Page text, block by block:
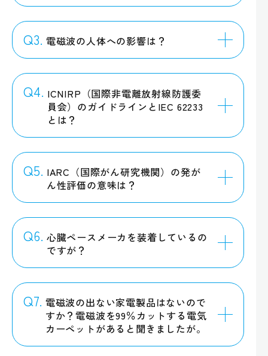
Q3. 電磁波の人体への影響は？
Q4. ICNIRP（国際非電離放射線防護委
員会）のガイドラインとIEC 62233
とは？
Q5. IARC（国際がん研究機関）の発が
ん性評価の意味は？
Q6. 心臓ペースメーカを装着しているの
ですが？
Q7. 電磁波の出ない家電製品はないので
すか？電磁波を99％カットする電気
カーペットがあると聞きましたが。